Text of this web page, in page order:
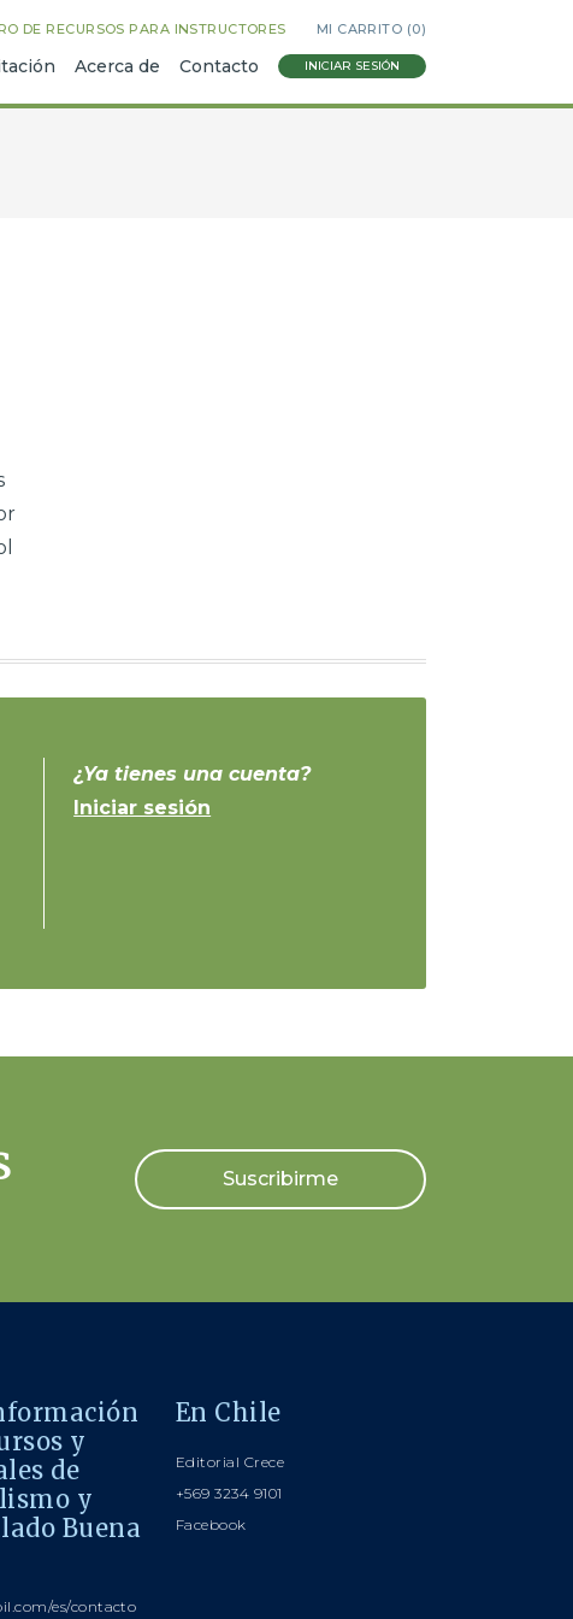
MI CARRITO (0)
DE RECURSOS PARA INSTRUCTORES
Acerca de Contacto INICIAR SESIÓN
¿Ya tienes una cuenta?
Iniciar sesión
Suscribirme
y
de
y
Buena
es/contacto
En Chile
Editorial Crece
+569 3234 9101
Facebook